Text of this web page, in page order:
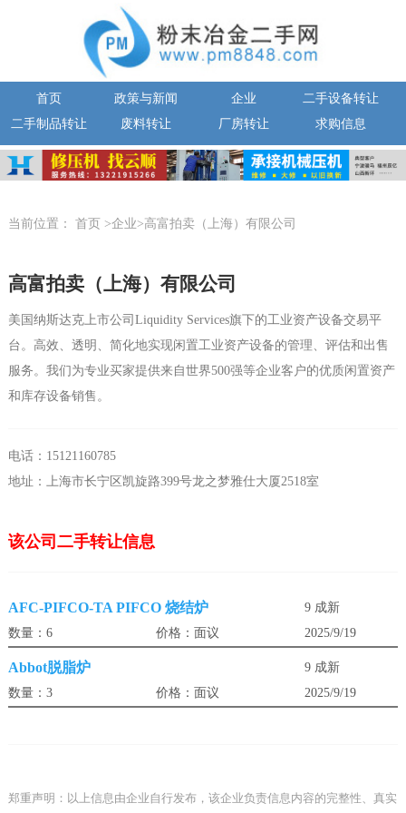
首页 政策与新闻 企业
二手设备转让
二手制品转让
废料转让 厂房转让 求购信息
当前位置： 首页 >企业>高富拍卖（上海）有限公司
高富拍卖（上海）有限公司
美国纳斯达克上市公司Liquidity Services旗下的工业资产设备交易平
台。高效、透明、简化地实现闲置工业资产设备的管理、评估和出售
服务。我们为专业买家提供来自世界500强等企业客户的优质闲置资产
和库存设备销售。
电话：15121160785
地址：上海市长宁区凯旋路399号龙之梦雅仕大厦2518室
该公司二手转让信息
AFC-PIFCO-TA PIFCO 烧结炉
9 成新
数量：6
价格：面议 2025/9/19
Abbot脱脂炉
9 成新
数量：3
价格：面议 2025/9/19
郑重声明：以上信息由企业自行发布，该企业负责信息内容的完整性、真实